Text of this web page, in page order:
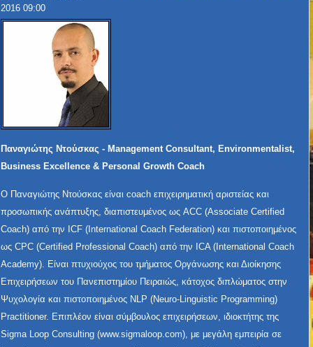
2016 09:00
Παναγιώτης Ντούσκας - Management Consultant, Environmentalist,
Business Excellence & Personal Growth Coach
Ο Παναγιώτης Ντούσκας είναι coach επιχειρηματική αριστείας και
προσωπικής ανάπτυξης, διαπιστευμένος ως ACC (Associate Certified
Coach) από την ICF (International Coach Federation) και πιστοποιημένος
ως CPC (Certified Professional Coach) από την ICA (International Coach
Academy). Είναι πτυχιούχος του τμήματος Οργάνωσης και Διοίκησης
Επιχειρήσεων του Πανεπιστημίου Πειραιώς, κάτοχος διπλώματος στην
Ψυχολογία και πιστοποιημένος NLP (Neuro-Linguistic Programming)
Practitioner. Επιπλέον είναι σύμβουλος επιχειρήσεων, ιδιοκτήτης της
Sigma Loop Consulting (www.sigmaloop.com), με μεγάλη εμπειρία σε